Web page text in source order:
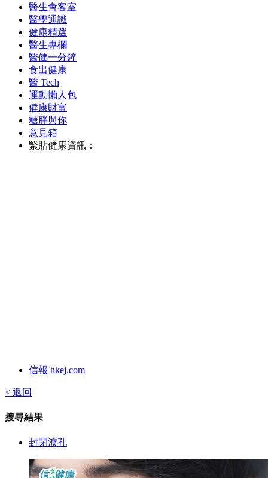
醫生會客室
醫學通識
健康精選
醫生專欄
醫健一分鐘
食出健康
醫 Tech
運動懶人包
健康財富
糖胖與你
意見箱
緊貼健康資訊：
信報 hkej.com
< 返回
搜尋結果
封閉淚孔